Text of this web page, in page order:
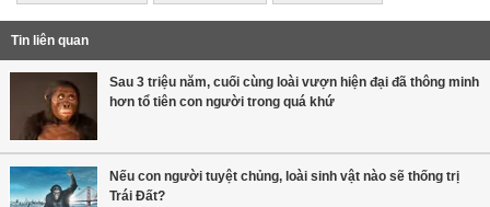
Tin liên quan
Sau 3 triệu năm, cuối cùng loài vượn hiện đại đã thông minh
hơn tổ tiên con người trong quá khứ
Nếu con người tuyệt chủng, loài sinh vật nào sẽ thống trị
Trái Đất?